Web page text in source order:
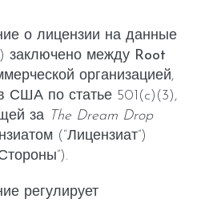
о лицензии на данные
заключено между Root
организацией,
США по статье 501(c)(3),
за The Dream Drop
(“Лицензиат”)
регулирует